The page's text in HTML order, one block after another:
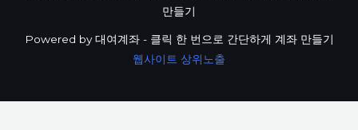
만들기
Powered by 대여계좌 - 클릭 한 번으로 간단하게 계좌 만들기
웹사이트 상위노출